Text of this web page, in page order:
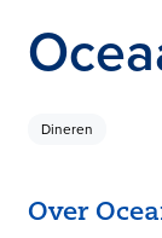
Dineren
Over